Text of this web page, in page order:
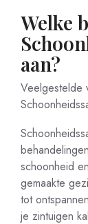
Welke
aan?
Veelgestelde
schoonheid
gemaakte
tot
je zintuigen